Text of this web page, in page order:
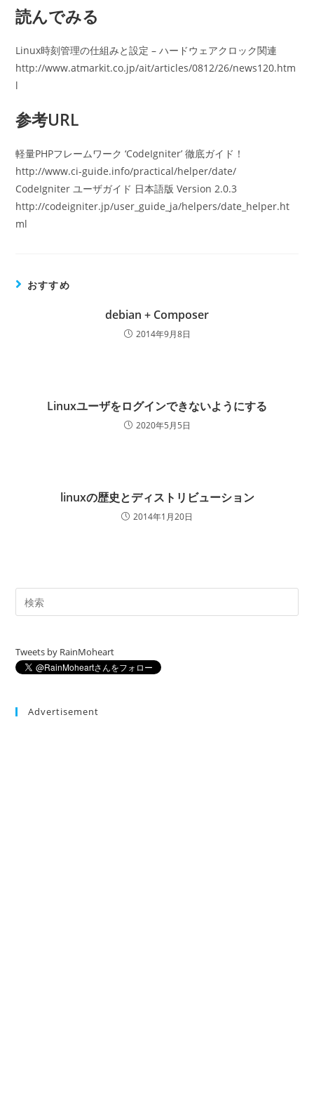
読んでみる
Linux時刻管理の仕組みと設定 – ハードウェアクロック関連
http://www.atmarkit.co.jp/ait/articles/0812/26/news120.htm
l
参考URL
軽量PHPフレームワーク ‘CodeIgniter’ 徹底ガイド！
http://www.ci-guide.info/practical/helper/date/
CodeIgniter ユーザガイド 日本語版 Version 2.0.3
http://codeigniter.jp/user_guide_ja/helpers/date_helper.ht
ml
おすすめ
debian + Composer
2014年9月8日
Linuxユーザをログインできないようにする
2020年5月5日
linuxの歴史とディストリビューション
2014年1月20日
Tweets by RainMoheart
Advertisement